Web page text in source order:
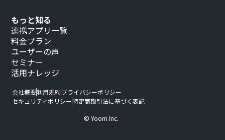
もっと知る
連携アプリ一覧
料金プラン
ユーザーの声
セミナー
活用ナレッジ
会社概要利用規約プライバシーポリシー
セキュリティポリシー特定商取引法に基づく表記
© Yoom Inc.